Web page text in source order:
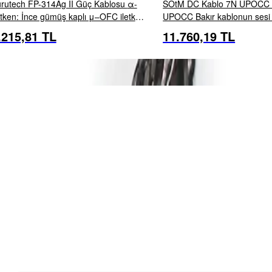
FP-314Ag II Güç Kablosu α-
İnce gümüş kaplı μ–OFC iletken
μ–OFC tel damarları, ayrıca α
TL
İNCELE
SOtM DC Kablo 7N UPOCC
UPOCC Bakır kablonun
detaylı, sahne arka planı
daha noktasaldır. Bir tarafı
uyumludur. ...
11.760,19 TL
İNCELE